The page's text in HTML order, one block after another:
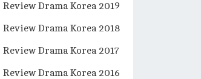
Drama Korea 2019
Drama Korea 2018
Drama Korea 2017
Drama Korea 2016